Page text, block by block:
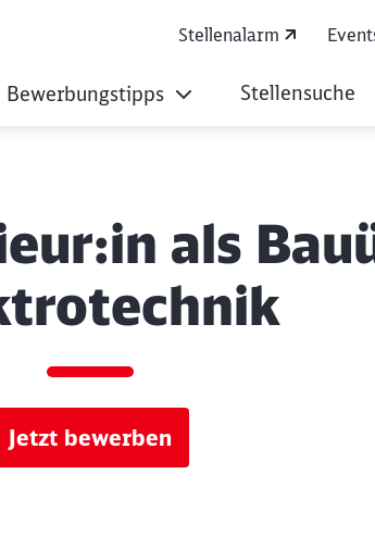
Stellenalarm
Bewerbungstipps Stellensuche
als
Jetzt bewerben